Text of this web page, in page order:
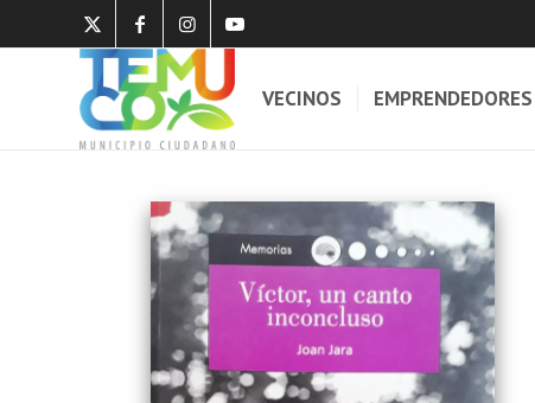
VECINOS EMPRENDEDORES